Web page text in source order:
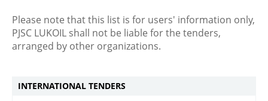
Please note that this list is for users' information only,
PJSC LUKOIL shall not be liable for the tenders,
arranged by other organizations.
INTERNATIONAL TENDERS